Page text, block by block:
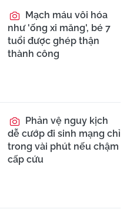
Mạch máu vôi hóa
như 'ống xi măng', bé 7
tuổi được ghép thận
thành công
Phản vệ nguy kịch
dễ cướp đi sinh mạng chỉ
trong vài phút nếu chậm
cấp cứu